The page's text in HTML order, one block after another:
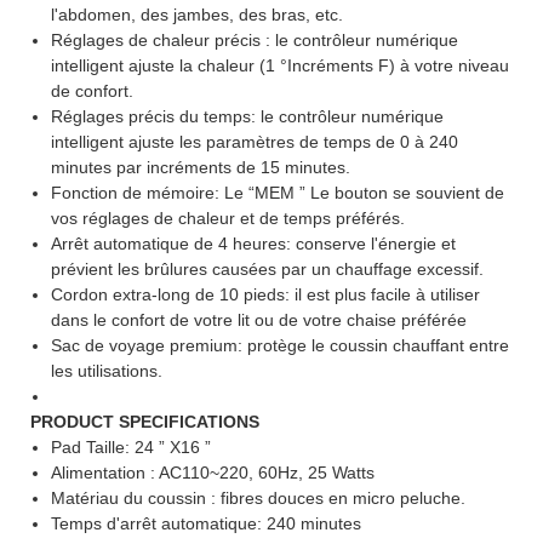
l'abdomen, des jambes, des bras, etc.
Réglages de chaleur précis : le contrôleur numérique
intelligent ajuste la chaleur (1 °Incréments F) à votre niveau
de confort.
Réglages précis du temps: le contrôleur numérique
intelligent ajuste les paramètres de temps de 0 à 240
minutes par incréments de 15 minutes.
Fonction de mémoire: Le “MEM ” Le bouton se souvient de
vos réglages de chaleur et de temps préférés.
Arrêt automatique de 4 heures: conserve l'énergie et
prévient les brûlures causées par un chauffage excessif.
Cordon extra-long de 10 pieds: il est plus facile à utiliser
dans le confort de votre lit ou de votre chaise préférée
Sac de voyage premium: protège le coussin chauffant entre
les utilisations.
PRODUCT SPECIFICATIONS
Pad Taille: 24 ” X16 ”
Alimentation : AC110~220, 60Hz, 25 Watts
Matériau du coussin : fibres douces en micro peluche.
Temps d'arrêt automatique: 240 minutes